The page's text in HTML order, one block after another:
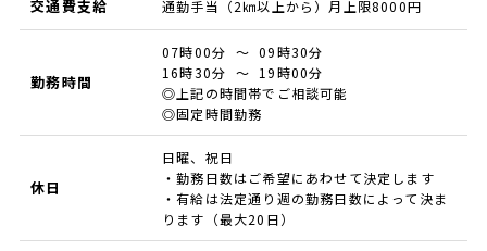
交通費支給 通勤手当（2㎞以上から）月上限8000円
勤務時間
07時00分 ～ 09時30分
16時30分 ～ 19時00分
◎上記の時間帯でご相談可能
◎固定時間勤務
休日
日曜、祝日
・勤務日数はご希望にあわせて決定します
・有給は法定通り週の勤務日数によって決ま
ります（最大20日）